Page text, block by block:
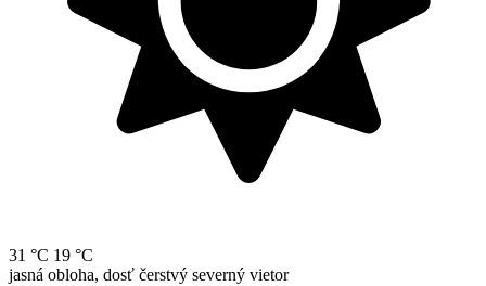
31 °C 19 °C
jasná obloha, dosť čerstvý severný vietor